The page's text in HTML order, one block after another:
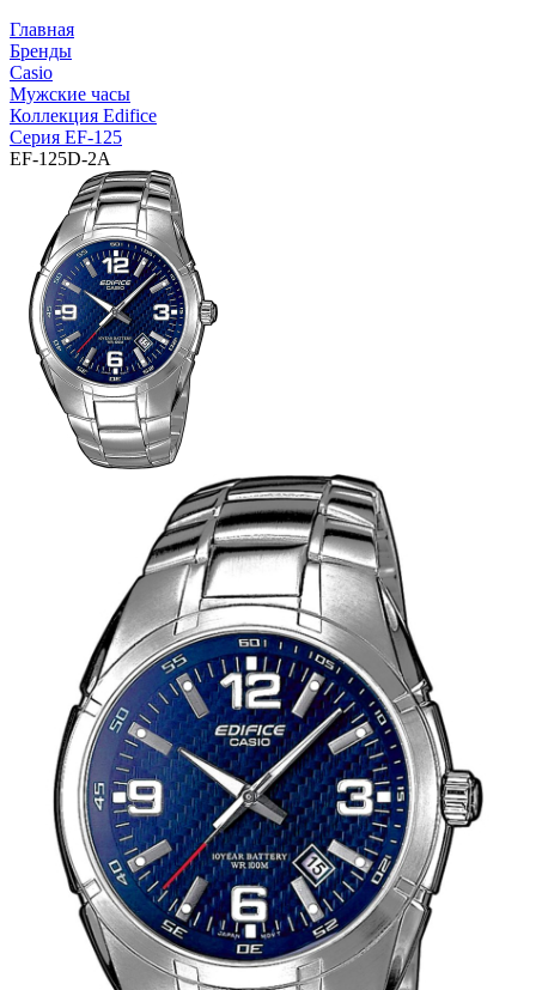
Главная
Бренды
Casio
Мужские часы
Коллекция Edifice
Серия EF-125
EF-125D-2A